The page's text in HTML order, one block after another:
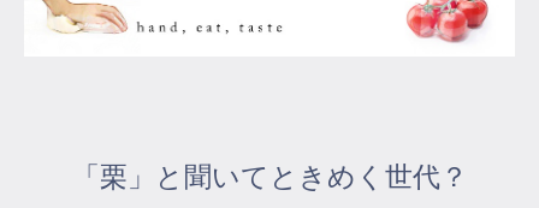
yoggy mommy
「栗」と聞いてときめく世代？